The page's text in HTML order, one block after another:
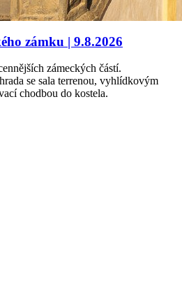
zámku | 9.8.2026
zámeckých částí.
se sala terrenou, vyhlídkovým
chodbou do kostela.